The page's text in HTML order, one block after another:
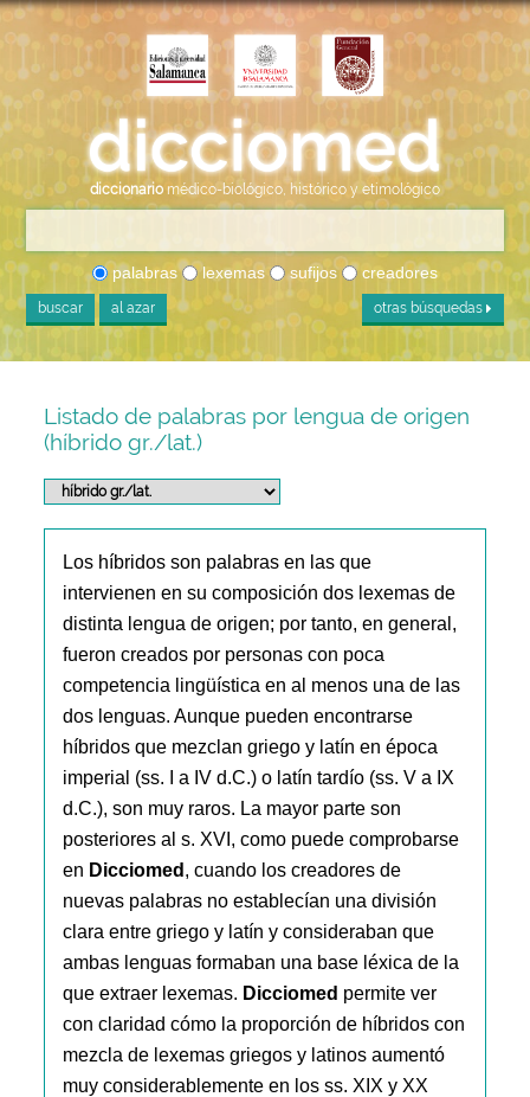
diccionario médico-biológico, histórico y etimológico
palabras lexemas sufijos creadores
buscar al azar otras búsquedas
Listado de palabras por lengua de origen
(híbrido gr./lat.)
Los híbridos son palabras en las que
intervienen en su composición dos lexemas de
distinta lengua de origen; por tanto, en general,
fueron creados por personas con poca
competencia lingüística en al menos una de las
dos lenguas. Aunque pueden encontrarse
híbridos que mezclan griego y latín en época
imperial (ss. I a IV d.C.) o latín tardío (ss. V a IX
d.C.), son muy raros. La mayor parte son
posteriores al s. XVI, como puede comprobarse
en Dicciomed , cuando los creadores de
nuevas palabras no establecían una división
clara entre griego y latín y consideraban que
ambas lenguas formaban una base léxica de la
que extraer lexemas. Dicciomed permite ver
con claridad cómo la proporción de híbridos con
mezcla de lexemas griegos y latinos aumentó
muy considerablemente en los ss. XIX y XX